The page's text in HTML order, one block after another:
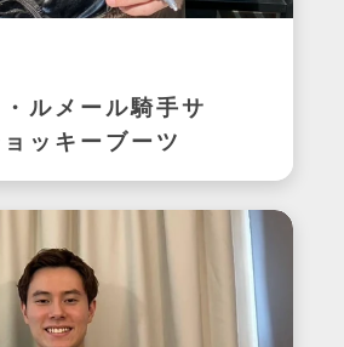
ルメール騎手サ
ッキーブーツ